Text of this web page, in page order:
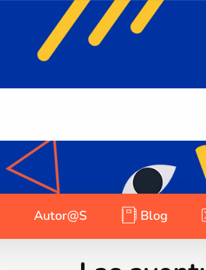
Autor@s Blog